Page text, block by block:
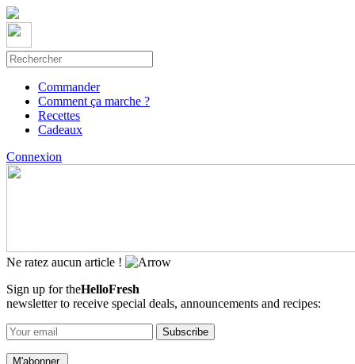
Commander
Comment ça marche ?
Recettes
Cadeaux
Connexion
Ne ratez aucun article !
Sign up for theHelloFresh
newsletter to receive special deals, announcements and recipes:
M'abonner.